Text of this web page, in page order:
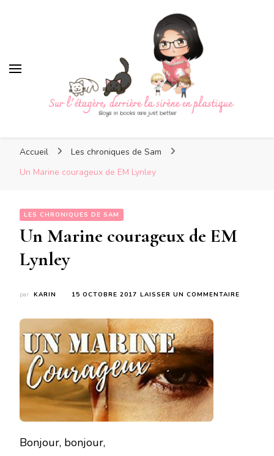
Sur l'étagère, derrière la
sirène en plastique
sirène en plastique
Accueil
Les chroniques de Sam
Un Marine courageux de EM Lynley
LES CHRONIQUES DE SAM
Un Marine courageux de EM
Lynley
par KARIN 15 OCTOBRE 2017 LAISSER UN COMMENTAIRE
Bonjour, bonjour,